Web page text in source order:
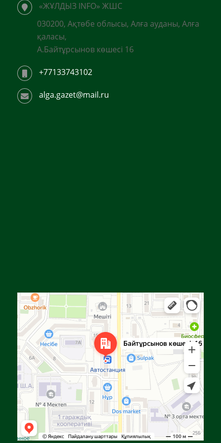
«ЖҰЛДЫЗ INFO» ЖШС
030200, Ақтөбе облысы, Алға ауданы, Алға
қаласы,
А.Байтұрсынов көшесі 16
+77133743102
alga.gazet@mail.ru
Яндекс Карталар — көлік, навигация, орындарды іздеу